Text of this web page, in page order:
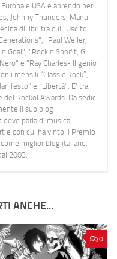
e USA e aprendo per
Johnny Thunders, Manu
di libri tra cui "Uscito
"Paul Weller,
Goal", "Rock n Spor"t, Gil
e "Ray Charles- Il genio
i mensili “Classic Rock”,
e “Libertà”. E' tra i
Rockol Awards. Da sedici
il suo blog
parla di musica,
e con cui ha vinto il Premio
miglior blog italiano.
2003.
ANCHE...
0